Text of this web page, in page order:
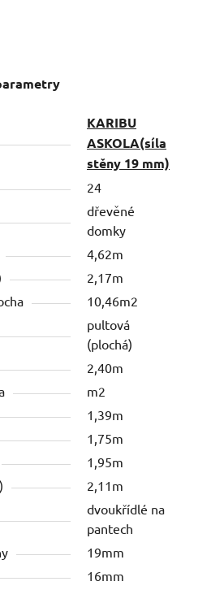
KARIBU
ASKOLA(síla
stěny 19 mm)
24
dřevěné
domky
4,62m
2,17m
10,46m2
pultová
(plochá)
2,40m
m2
1,39m
1,75m
1,95m
2,11m
dvoukřídlé na
pantech
19mm
16mm